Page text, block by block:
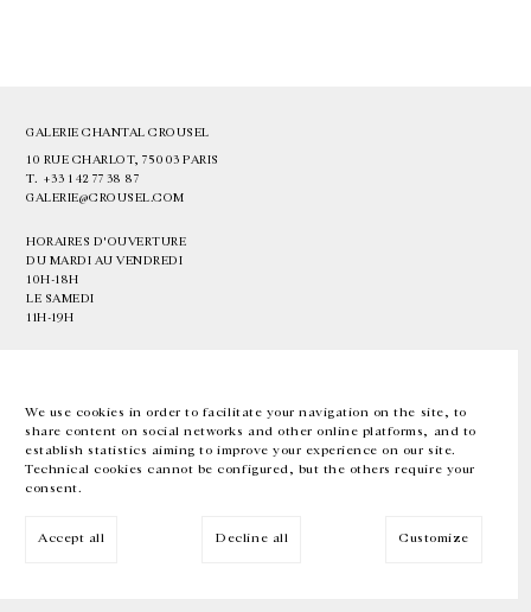
We use cookies in order to facilitate your navigation on the site, to
share content on social networks and other online platforms, and to
establish statistics aiming to improve your experience on our site.
Technical cookies cannot be configured, but the others require your
consent.
Accept all Decline all Customize
GALERIE CHANTAL CROUSEL
10 RUE CHARLOT, 75003 PARIS
T. +33 1 42 77 38 87
GALERIE@CROUSEL.COM
HORAIRES D'OUVERTURE
DU MARDI AU VENDREDI
10H-18H
LE SAMEDI
11H-19H
EN FR 中文 Facebook Instagram
Inscrivez-vous à notre newsletter